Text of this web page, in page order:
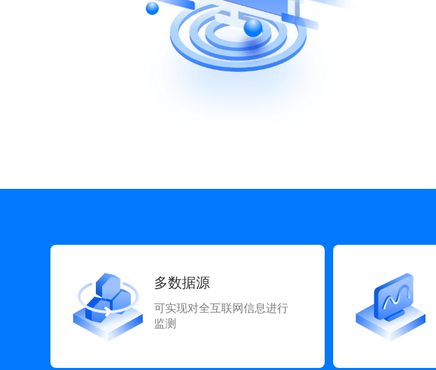
多数据源
可实现对全互联网信息进行
监测